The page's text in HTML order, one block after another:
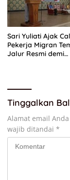
Sari Yuliati Ajak
Pekerja Migran
Jalur Resmi demi
Tinggalkan
Alamat email
wajib ditandai *